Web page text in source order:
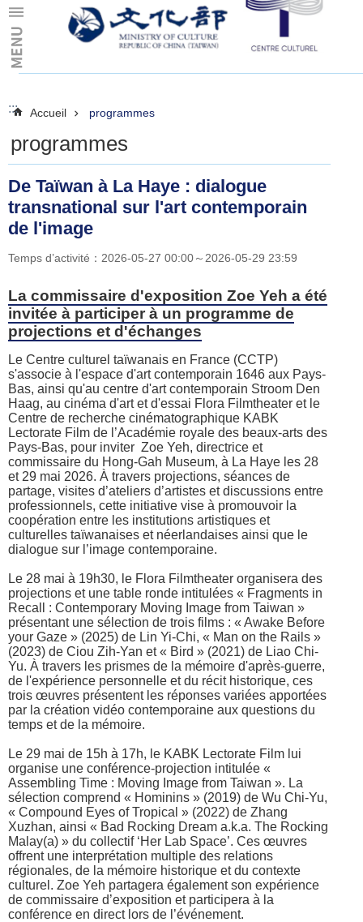
Skip to main content
:::
::: Accueil programmes
programmes
De Taïwan à La Haye : dialogue
transnational sur l'art contemporain
de l'image
Temps d’activité：2026-05-27 00:00～2026-05-29 23:59
La commissaire d'exposition Zoe Yeh a été
invitée à participer à un programme de
projections et d'échanges
Le Centre culturel taïwanais en France (CCTP)
s'associe à l'espace d'art contemporain 1646 aux Pays-
Bas, ainsi qu'au centre d'art contemporain Stroom Den
Haag, au cinéma d'art et d'essai Flora Filmtheater et le
Centre de recherche cinématographique KABK
Lectorate Film de l’Académie royale des beaux-arts des
Pays-Bas, pour inviter Zoe Yeh, directrice et
commissaire du Hong-Gah Museum, à La Haye les 28
et 29 mai 2026. À travers projections, séances de
partage, visites d’ateliers d’artistes et discussions entre
professionnels, cette initiative vise à promouvoir la
coopération entre les institutions artistiques et
culturelles taïwanaises et néerlandaises ainsi que le
dialogue sur l’image contemporaine.
Le 28 mai à 19h30, le Flora Filmtheater organisera des
projections et une table ronde intitulées « Fragments in
Recall : Contemporary Moving Image from Taiwan »
présentant une sélection de trois films : « Awake Before
your Gaze » (2025) de Lin Yi-Chi, « Man on the Rails »
(2023) de Ciou Zih-Yan et « Bird » (2021) de Liao Chi-
Yu. À travers les prismes de la mémoire d'après-guerre,
de l'expérience personnelle et du récit historique, ces
trois œuvres présentent les réponses variées apportées
par la création vidéo contemporaine aux questions du
temps et de la mémoire.
Le 29 mai de 15h à 17h, le KABK Lectorate Film lui
organise une conférence-projection intitulée «
Assembling Time : Moving Image from Taiwan ». La
sélection comprend « Hominins » (2019) de Wu Chi-Yu,
« Compound Eyes of Tropical » (2022) de Zhang
Xuzhan, ainsi « Bad Rocking Dream a.k.a. The Rocking
Malay(a) » du collectif ‘Her Lab Space’. Ces œuvres
offrent une interprétation multiple des relations
régionales, de la mémoire historique et du contexte
culturel. Zoe Yeh partagera également son expérience
de commissaire d’exposition et participera à la
conférence en direct lors de l’événement.